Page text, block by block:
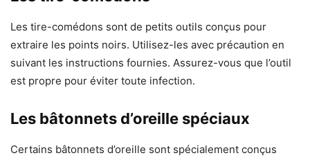
Les tire-comédons sont de petits outils conçus pour
extraire les points noirs. Utilisez-les avec précaution en
suivant les instructions fournies. Assurez-vous que l’outil
est propre pour éviter toute infection.
Les bâtonnets d’oreille spéciaux
Certains bâtonnets d’oreille sont spécialement conçus